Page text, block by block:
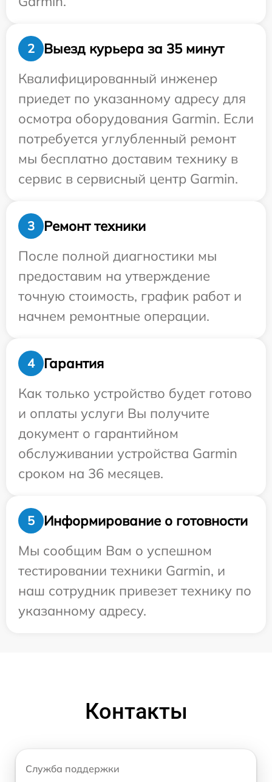
2
Выезд курьера за 35 минут
Квалифицированный инженер
приедет по указанному адресу для
осмотра оборудования Garmin. Если
потребуется углубленный ремонт
мы бесплатно доставим технику в
сервис в сервисный центр Garmin.
3
Ремонт техники
После полной диагностики мы
предоставим на утверждение
точную стоимость, график работ и
начнем ремонтные операции.
4
Гарантия
Как только устройство будет готово
и оплаты услуги Вы получите
документ о гарантийном
обслуживании устройства Garmin
сроком на 36 месяцев.
5
Информирование о готовности
Мы сообщим Вам о успешном
тестировании техники Garmin, и
наш сотрудник привезет технику по
указанному адресу.
Контакты
Служба поддержки